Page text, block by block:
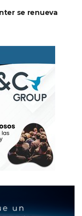
se renueva